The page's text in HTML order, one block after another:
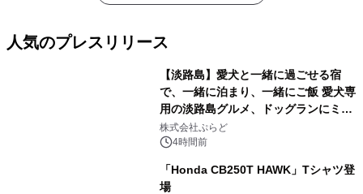
人気のプレスリリース
【淡路島】愛犬と一緒に過ごせる宿
で、一緒に泊まり、一緒にご飯 愛犬専
用の淡路島グルメ、ドッグランにミニ
プール グランピングとトレーラーハウ
スの2施設で
株式会社ぷらど
4時間前
「Honda CB250T HAWK」Tシャツ登
場